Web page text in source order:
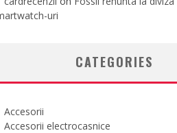
uri
CATEGORIES
Accesorii
Accesorii electrocasnice